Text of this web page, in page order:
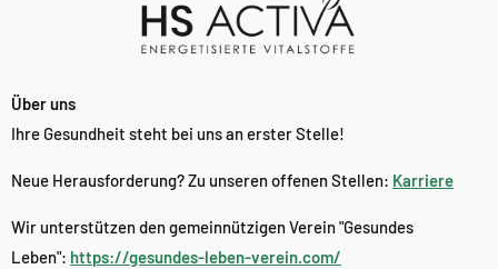
Über uns
Ihre Gesundheit steht bei uns an erster Stelle!
Neue Herausforderung? Zu unseren offenen Stellen: Karriere
Wir unterstützen den gemeinnützigen Verein "Gesundes
Leben": https://gesundes-leben-verein.com/